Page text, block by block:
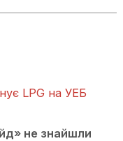
LPG на УЕБ
не знайшли